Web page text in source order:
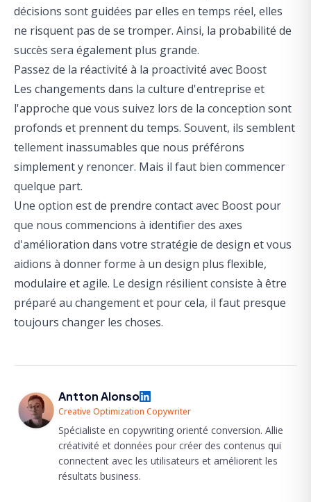
décisions sont guidées par elles en temps réel, elles
ne risquent pas de se tromper. Ainsi, la probabilité de
succès sera également plus grande.
Passez de la réactivité à la proactivité avec Boost
Les changements dans la culture d'entreprise et
l'approche que vous suivez lors de la conception sont
profonds et prennent du temps. Souvent, ils semblent
tellement inassumables que nous préférons
simplement y renoncer. Mais il faut bien commencer
quelque part.
Une option est de prendre contact avec Boost pour
que nous commencions à identifier des axes
d'amélioration dans votre stratégie de design et vous
aidions à donner forme à un design plus flexible,
modulaire et agile. Le design résilient consiste à être
préparé au changement et pour cela, il faut presque
toujours changer les choses.
Antton Alonso
Creative Optimization Copywriter
Spécialiste en copywriting orienté conversion. Allie
créativité et données pour créer des contenus qui
connectent avec les utilisateurs et améliorent les
résultats business.